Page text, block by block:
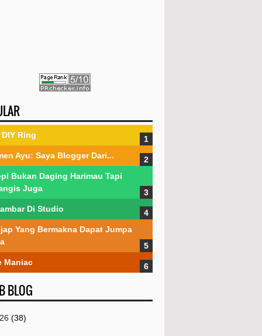
DIY Ring
Ayu: Saya Blogger Dari...
Bukan Daging Harimau Tapi
Juga
Di Studio
Yang Bermakna Dapat Jumpa
Maniac
BLOG
(38)